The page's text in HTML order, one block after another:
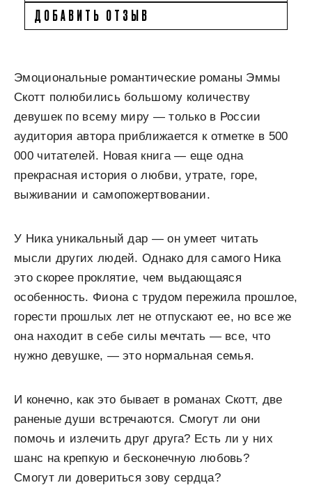
ДОБАВИТЬ ОТЗЫВ
Эмоциональные романтические романы Эммы
Скотт полюбились большому количеству
девушек по всему миру — только в России
аудитория автора приближается к отметке в 500
000 читателей. Новая книга — еще одна
прекрасная история о любви, утрате, горе,
выживании и самопожертвовании.
У Ника уникальный дар — он умеет читать
мысли других людей. Однако для самого Ника
это скорее проклятие, чем выдающаяся
особенность. Фиона с трудом пережила прошлое,
горести прошлых лет не отпускают ее, но все же
она находит в себе силы мечтать — все, что
нужно девушке, — это нормальная семья.
И конечно, как это бывает в романах Скотт, две
раненые души встречаются. Смогут ли они
помочь и излечить друг друга? Есть ли у них
шанс на крепкую и бесконечную любовь?
Смогут ли довериться зову сердца?